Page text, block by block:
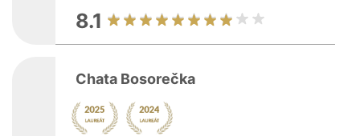
8.1
Chata Bosorečka